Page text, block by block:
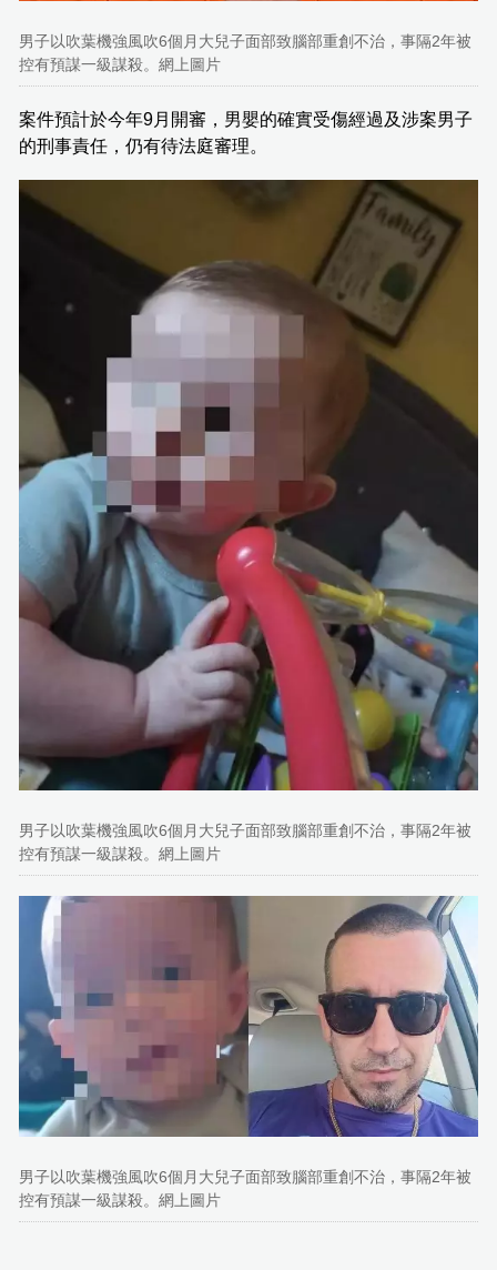
男子以吹葉機強風吹6個月大兒子面部致腦部重創不治，事隔2年被
控有預謀一級謀殺。網上圖片
案件預計於今年9月開審，男嬰的確實受傷經過及涉案男子
的刑事責任，仍有待法庭審理。
男子以吹葉機強風吹6個月大兒子面部致腦部重創不治，事隔2年被
控有預謀一級謀殺。網上圖片
男子以吹葉機強風吹6個月大兒子面部致腦部重創不治，事隔2年被
控有預謀一級謀殺。網上圖片